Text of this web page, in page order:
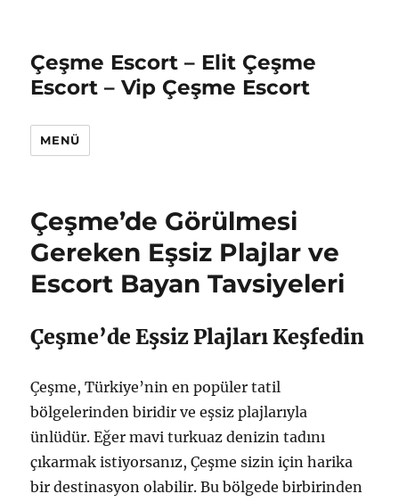
Çeşme Escort – Elit Çeşme
Escort – Vip Çeşme Escort
MENÜ
Çeşme’de Görülmesi
Gereken Eşsiz Plajlar ve
Escort Bayan Tavsiyeleri
Çeşme’de Eşsiz Plajları Keşfedin
Çeşme, Türkiye’nin en popüler tatil
bölgelerinden biridir ve eşsiz plajlarıyla
ünlüdür. Eğer mavi turkuaz denizin tadını
çıkarmak istiyorsanız, Çeşme sizin için harika
bir destinasyon olabilir. Bu bölgede birbirinden